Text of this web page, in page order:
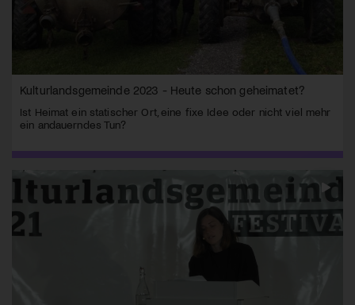
Kulturlandsgemeinde 2023 - Heute schon geheimatet?
Ist Heimat ein statischer Ort, eine fixe Idee oder nicht viel mehr
ein andauerndes Tun?